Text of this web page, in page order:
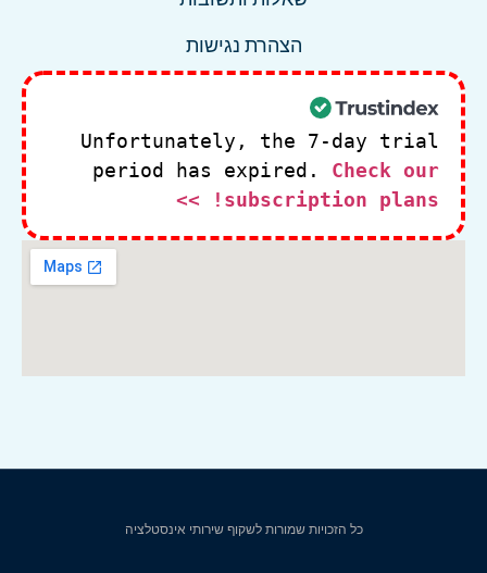
הצהרת נגישות
Unfortunately, the 7-day trial
period has expired. Check our
subscription plans! >>
כל הזכויות שמורות לשקוף שירותי אינסטלציה